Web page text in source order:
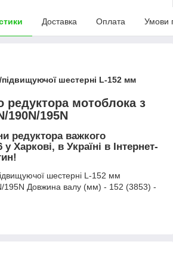
Доставка Оплата Умови
шестерні L-152 мм
редуктора мотоблока з
190N/195N
редуктора важкого
Харкові, в Україні в Інтернет-
шестерні L-152 мм
195N Довжина валу (мм) - 152 (3853) -